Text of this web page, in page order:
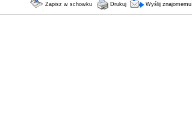
Zapisz w schowku Drukuj Wyślij znajomemu